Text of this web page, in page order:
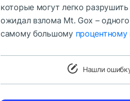
которые могут легко
ожидал взлома Mt. Gox –
самому большому
Нашли